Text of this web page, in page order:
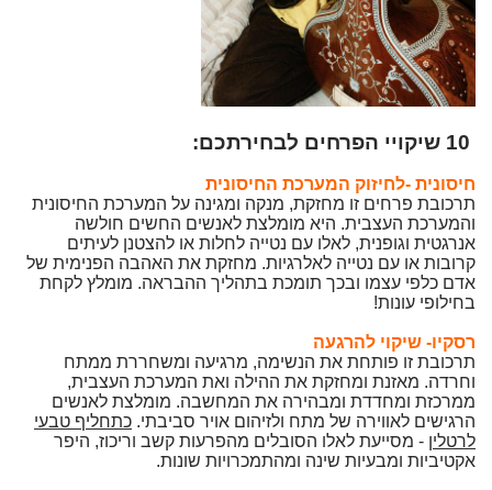
חיסונית -לחיזוק המערכת החיסונית
תרכובת פרחים זו מחזקת, מנקה ומגינה על המערכת החיסונית
והמערכת העצבית. היא מומלצת לאנשים החשים חולשה
אנרגטית וגופנית, לאלו עם נטייה לחלות או להצטנן לעיתים
קרובות או עם נטייה לאלרגיות. מחזקת את האהבה הפנימית של
אדם כלפי עצמו ובכך תומכת בתהליך ההבראה. מומלץ לקחת
בחילופי עונות!
רסקיו- שיקוי להרגעה
תרכובת זו פותחת את הנשימה, מרגיעה ומשחררת ממתח
וחרדה. מאזנת ומחזקת את ההילה ואת המערכת העצבית,
ממרכזת ומחדדת ומבהירה את המחשבה. מומלצת לאנשים
הרגישים לאווירה של מתח ולזיהום אויר סביבתי. כתחליף טבעי
לרטלין - מסייעת לאלו הסובלים מהפרעות קשב וריכוז, היפר
אקטיביות ומבעיות שינה ומהתמכרויות שונות.